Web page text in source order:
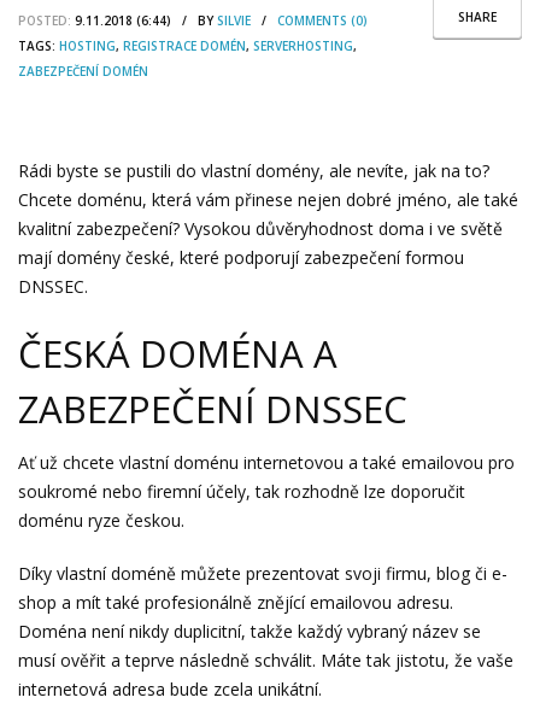
SHARE
POSTED: 9.11.2018 (6:44) / BYSILVIE / COMMENTS (0)
TAGS: HOSTING, REGISTRACE DOMÉN, SERVERHOSTING,
ZABEZPEČENÍ DOMÉN
Rádi byste se pustili do vlastní domény, ale nevíte, jak na to?
Chcete doménu, která vám přinese nejen dobré jméno, ale také
kvalitní zabezpečení? Vysokou důvěryhodnost doma i ve světě
mají domény české, které podporují zabezpečení formou
DNSSEC.
ČESKÁ DOMÉNA A
ZABEZPEČENÍ DNSSEC
Ať už chcete vlastní doménu internetovou a také emailovou pro
soukromé nebo firemní účely, tak rozhodně lze doporučit
doménu ryze českou.
Díky vlastní doméně můžete prezentovat svoji firmu, blog či e-
shop a mít také profesionálně znějící emailovou adresu.
Doména není nikdy duplicitní, takže každý vybraný název se
musí ověřit a teprve následně schválit. Máte tak jistotu, že vaše
internetová adresa bude zcela unikátní.